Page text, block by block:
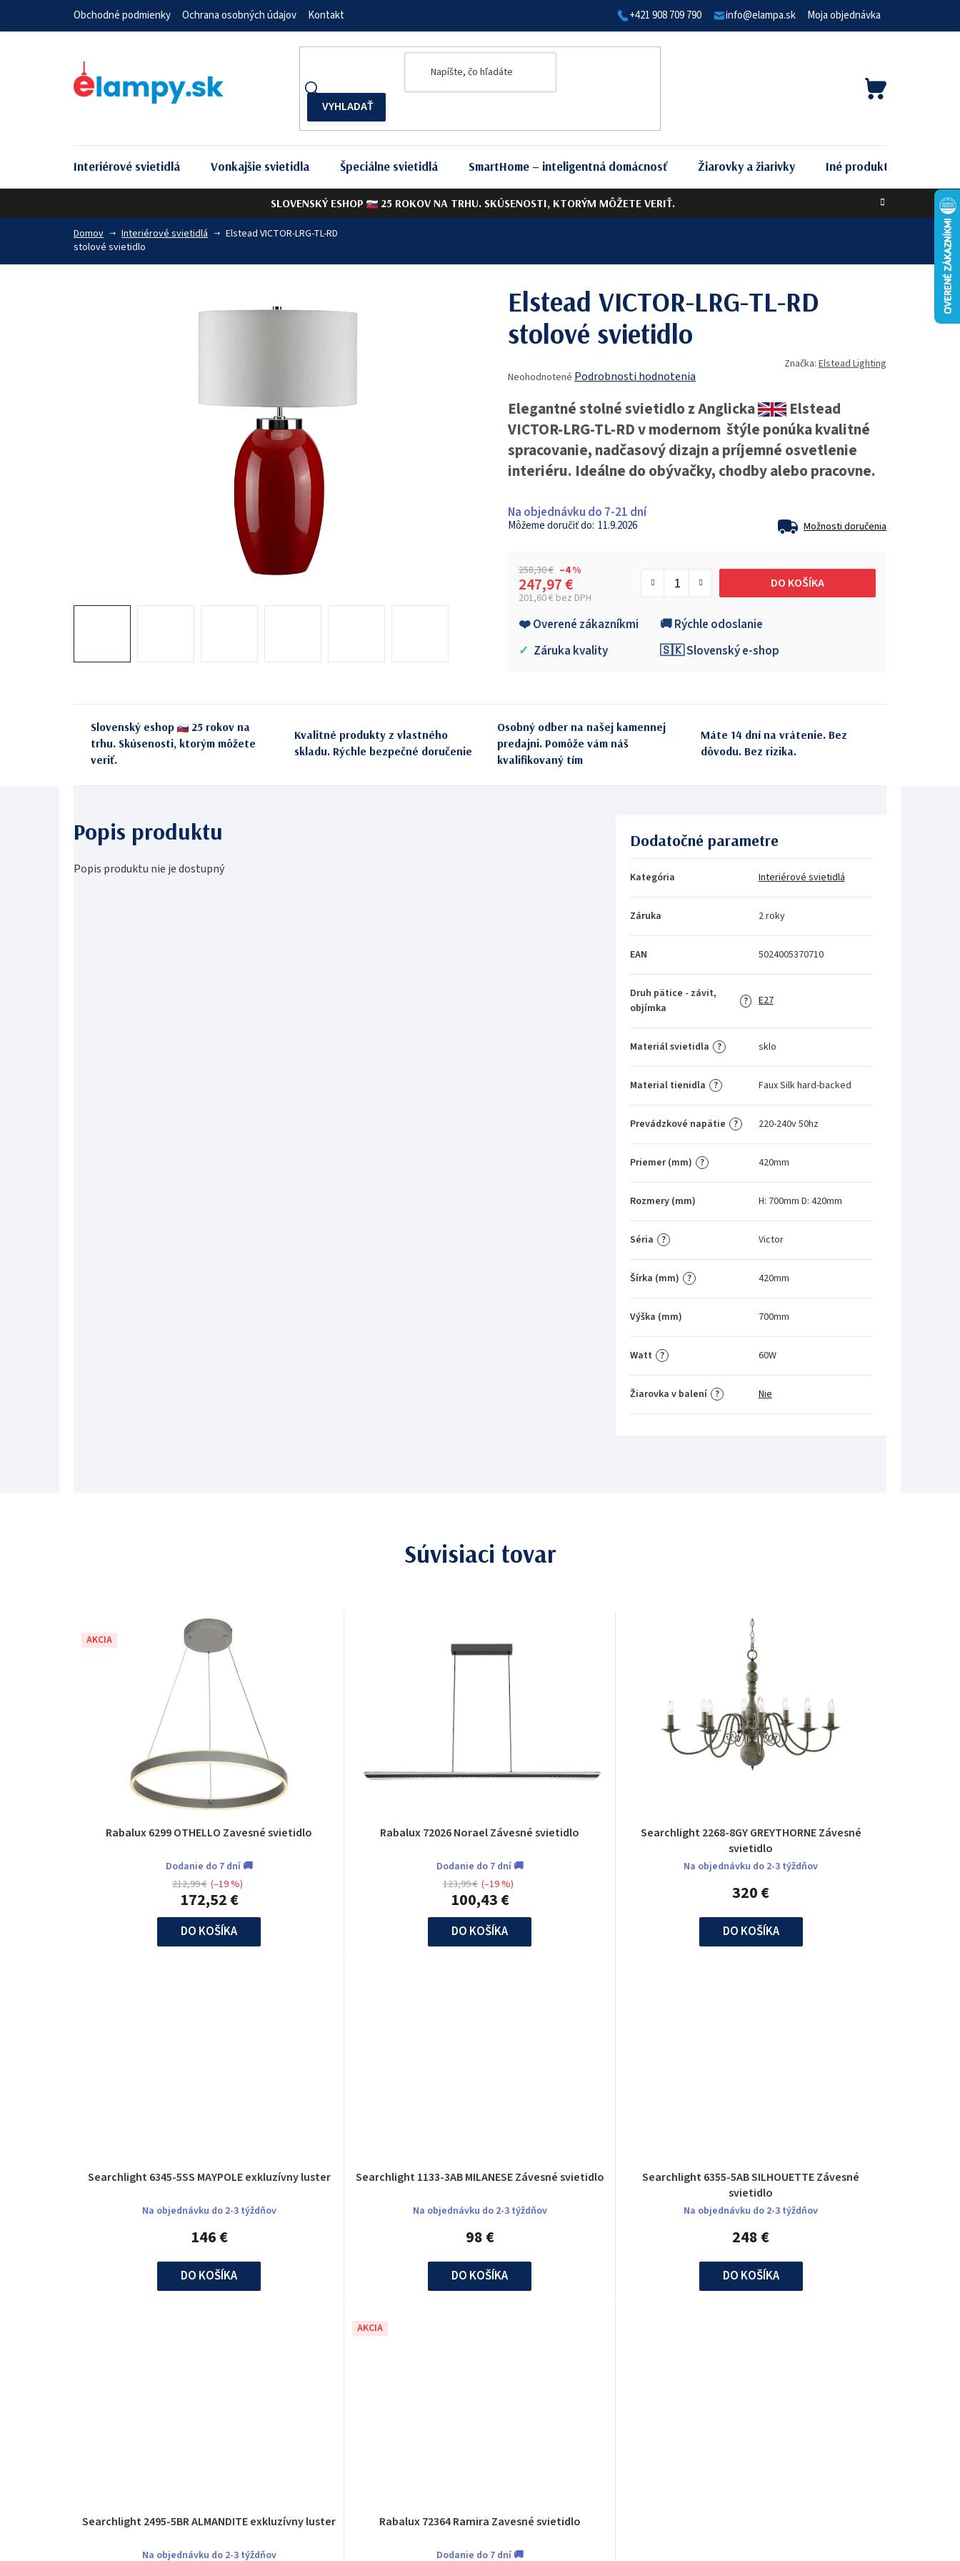
SLOVENSKÝ ESHOP 25 ROKOV NA TRHU. SKÚSENOSTI, KTORÝM MÔŽETE VERIŤ.
Obchodné podmienky Ochrana osobných údajov Kontakt +421 908 709 790 info@elampa.sk Moja objednávka
NÁKUPNÝ
KOŠÍK
Interiérové svietidlá Vonkajšie svietidla Špeciálne svietidlá SmartHome – inteligentná domácnosť Žiarovky a žiarivky Iné produkty
Domov Interiérové svietidlá
Elstead VICTOR-LRG-TL-RD
stolové svietidlo
Elstead VICTOR-LRG-TL-RD
stolové svietidlo
hodnotenie
je
0,0
5
hviezdičiek.
Neohodnotené Podrobnosti hodnotenia
Značka: Elstead Lighting
Elegantné stolné svietidlo z Anglicka
Elstead
VICTOR-LRG-TL-RD v modernom štýle ponúka kvalitné
spracovanie, nadčasový dizajn a príjemné osvetlenie
interiéru. Ideálne do obývačky, chodby alebo pracovne.
Na objednávku do 7-21 dní
11.9.2026 Možnosti doručenia
258,30 € –4 %
247,97 €
201,60 € bez DPH
DO KOŠÍKA
❤️ Overené zákazníkmi
🚚 Rýchle odoslanie
✓ Záruka kvality 🇸🇰 Slovenský e-shop
Slovenský eshop
25 rokov na
trhu. Skúsenosti, ktorým môžete
veriť.
Kvalitné produkty z vlastného
skladu. Rýchle bezpečné doručenie
Osobný odber na našej kamennej
predajni. Pomôže vám náš
kvalifikovaný tím
Máte 14 dní na vrátenie. Bez
dôvodu. Bez rizika.
Popis produktu nie je dostupný
Dodatočné parametre
Kategória Interiérové svietidlá
Záruka 2 roky
EAN 5024005370710
?
Druh pätice - závit,
objímka
E27
?
Materiál svietidla sklo
?
Material tienidla Faux Silk hard-backed
?
Prevádzkové napätie 220-240v 50hz
?
Priemer (mm) 420mm
Rozmery (mm) H: 700mm D: 420mm
?
Séria Victor
?
Šírka (mm) 420mm
Výška (mm) 700mm
?
Watt 60W
?
Žiarovka v balení Nie
Súvisiaci tovar
AKCIA
Rabalux 6299 OTHELLO Zavesné svietidlo
Dodanie do 7 dní 🚚
172,52 €
212,99 € (–19 %)
DO KOŠÍKA
Rabalux 72026 Norael Závesné svietidlo
Dodanie do 7 dní 🚚
100,43 €
123,99 € (–19 %)
DO KOŠÍKA
Searchlight 2268-8GY GREYTHORNE Závesné
svietidlo
Na objednávku do 2-3 týždňov
320 €
DO KOŠÍKA
Searchlight 6345-5SS MAYPOLE exkluzívny luster
Na objednávku do 2-3 týždňov
146 €
DO KOŠÍKA
Searchlight 1133-3AB MILANESE Závesné svietidlo
Na objednávku do 2-3 týždňov
98 €
DO KOŠÍKA
Searchlight 6355-5AB SILHOUETTE Závesné
svietidlo
Na objednávku do 2-3 týždňov
248 €
DO KOŠÍKA
Searchlight 2495-5BR ALMANDITE exkluzívny luster
Na objednávku do 2-3 týždňov
AKCIA
Rabalux 72364 Ramira Zavesné svietidlo
Dodanie do 7 dní 🚚